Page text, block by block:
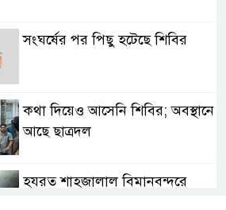
সংঘর্ষের পর পিছু হটেছে শিবির
কথা দিয়েও আসেনি শিবির; অবস্থানে
আছে ছাত্রদল
হযরত শাহজালাল বিমানবন্দরে